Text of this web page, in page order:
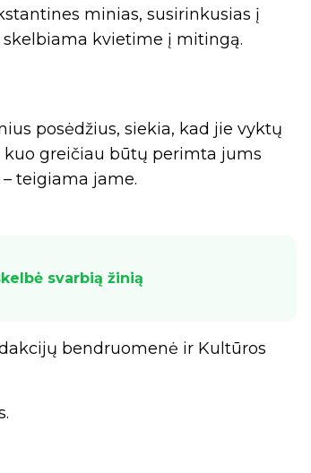
minias, susirinkusias į
kvietime į mitingą.
posėdžius, siekia, kad jie vyktų
kuo greičiau būtų perimta jums
teigiama jame.
svarbią žinią
bendruomenė ir Kultūros